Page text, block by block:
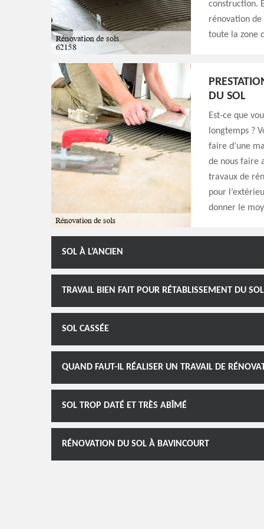
construction.
rénovation
toute la zone
DU SOL
Est-ce que
longtemps ?
faire d’une
de nous faire
travaux de
pour
donner le
SOL À L’ANCIEN
TRAVAIL BIEN FAIT POUR RÉTABLISSEMENT DU SOL
SOL CASSÉE
QUAND FAUT-IL RÉALISER UN TRAVAIL DE
SOL TROP DATÉ ET TRÈS ABÎMÉ
RÉNOVATION DU SOL À BAVINCOURT